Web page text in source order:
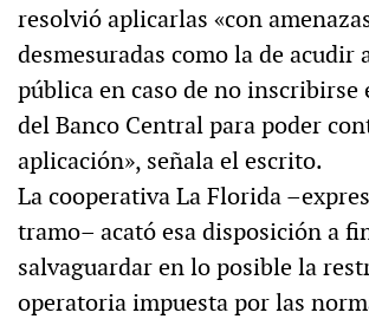
resolvió aplicarlas «con
desmesuradas como la de acudir
pública en caso de no
del Banco Central para poder
aplicación», señala el escrito.
La cooperativa La Florida
tramo– acató esa disposición a
salvaguardar en lo posible la
operatoria impuesta por las